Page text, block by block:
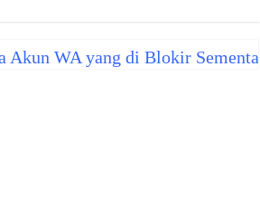
Akun WA yang di Blokir